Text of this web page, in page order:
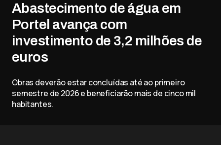
Abastecimento de água em
Portel avança com
investimento de 3,2 milhões de
euros
Obras deverão estar concluídas até ao primeiro
semestre de 2026 e beneficiarão mais de cinco mil
habitantes.